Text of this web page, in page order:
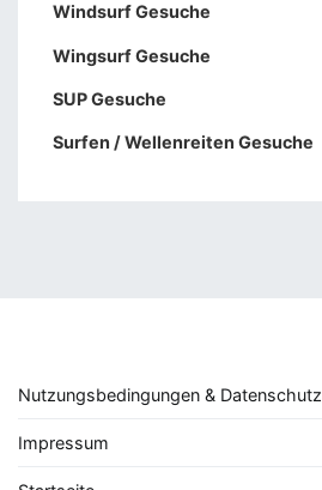
Windsurf Gesuche
Wingsurf Gesuche
SUP Gesuche
Surfen / Wellenreiten Gesuche
Nutzungsbedingungen & Datenschutz
Impressum